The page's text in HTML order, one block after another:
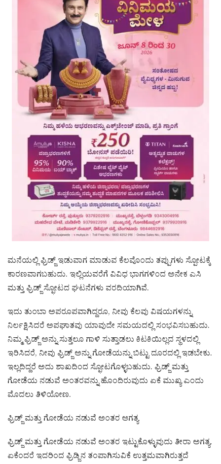
ಮನೆಯಲ್ಲಿ ಫ್ರಿಡ್ಜ್ ಇಡುವಾಗ ಮಾಡುವ ಕೆಲವೊಂದು ತಪ್ಪುಗಳು ಸ್ಪೋಟಕ್ಕೆ
ಕಾರಣವಾಗಬಹುದು. ಇಲ್ಲಿಯವರೆಗೆ ವಿವಿಧ ಭಾಗಗಳಿಂದ ಅನೇಕ ಎಸಿ
ಮತ್ತು ಫ್ರಿಡ್ಜ್ ಸ್ಫೋಟದ ಘಟನೆಗಳು ವರದಿಯಾಗಿವೆ.
ಇದು ತುಂಬಾ ಅಪರೂಪವಾಗಿದ್ದರೂ, ನೀವು ಕೆಲವು ವಿಷಯಗಳನ್ನು
ನಿರ್ಲಕ್ಷಿಸಿದರೆ ಅಪಘಾತವು ಯಾವುದೇ ಸಮಯದಲ್ಲಿ ಸಂಭವಿಸಬಹುದು.
ನಿಮ್ಮ ಫ್ರಿಡ್ಜ್ ಅನ್ನು ಸುತ್ತಲೂ ಗಾಳಿ ಸುತ್ತಾಡಲು ಕಿಟಕಿಯಿಲ್ಲದ ಸ್ಥಳದಲ್ಲಿ
ಇರಿಸಿದರೆ, ನೀವು ಫ್ರಿಡ್ಜ್ ಅನ್ನು ಗೋಡೆಯನ್ನು ಬಿಟ್ಟು ದೂರದಲ್ಲಿ ಇಡಬೇಕು.
ಇಲ್ಲದಿದ್ದರೆ ಅದು ಶಾಖದಿಂದ ಸ್ಫೋಟಗೊಳ್ಳಬಹುದು. ಫ್ರಿಡ್ಜ್ ಮತ್ತು
ಗೋಡೆಯ ನಡುವೆ ಅಂತರವನ್ನು ಹೊಂದಿರುವುದು ಏಕೆ ಮುಖ್ಯ ಎಂದು
ಮೊದಲು ತಿಳಿಯೋಣ.
ಫ್ರಿಡ್ಜ್ ಮತ್ತು ಗೋಡೆಯ ನಡುವೆ ಅಂತರ ಆಗತ್ಯ
ಫ್ರಿಡ್ಜ್ ಮತ್ತು ಗೋಡೆಯ ನಡುವೆ ಅಂತರ ಇಟ್ಟುಕೊಳ್ಳುವುದು ತೀರಾ ಅಗತ್ಯ.
ಏಕೆಂದರೆ ಇದರಿಂದ ಫ್ರಿಡ್ಜಿನ ತಂಪಾಗಿಸುವಿಕೆ ಉತ್ತಮವಾಗಿರುತ್ತದೆ